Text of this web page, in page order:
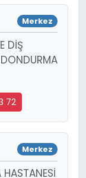
Merkez
DİŞ
72
Merkez